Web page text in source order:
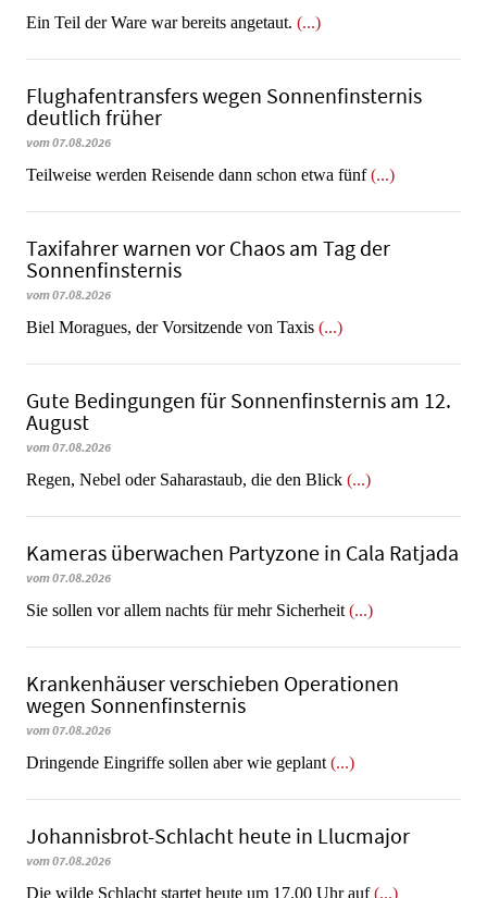
​​​​​​​Ein Teil der Ware war bereits angetaut. (...)
Flughafentransfers wegen Sonnenfinsternis
deutlich früher
vom 07.08.2026
Teilweise werden Reisende dann schon etwa fünf(...)
Taxifahrer warnen vor Chaos am Tag der
Sonnenfinsternis
vom 07.08.2026
​​​​​​​Biel Moragues, der Vorsitzende von Taxis (...)
Gute Bedingungen für Sonnenfinsternis am 12.
August
vom 07.08.2026
Regen, Nebel oder Saharastaub, die den Blick (...)
Kameras überwachen Partyzone in Cala Ratjada
vom 07.08.2026
Sie sollen vor allem nachts für mehr Sicherheit (...)
Krankenhäuser verschieben Operationen
wegen Sonnenfinsternis
vom 07.08.2026
Dringende Eingriffe sollen aber wie geplant (...)
Johannisbrot-Schlacht heute in Llucmajor
vom 07.08.2026
Die wilde Schlacht startet heute um 17.00 Uhr auf(...)